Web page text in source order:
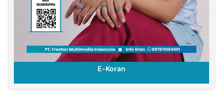
E-Koran